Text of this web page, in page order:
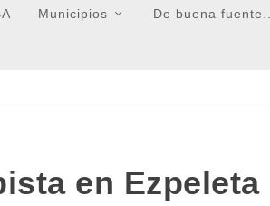
Municipios De buena fuente...
en Ezpeleta